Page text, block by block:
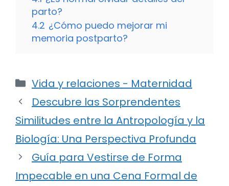
parto?
4.2 ¿Cómo puedo mejorar mi
memoria postparto?
Categorías
Vida y relaciones - Maternidad
Descubre las Sorprendentes
Similitudes entre la Antropología y la
Biología: Una Perspectiva Profunda
Guía para Vestirse de Forma
Impecable en una Cena Formal de